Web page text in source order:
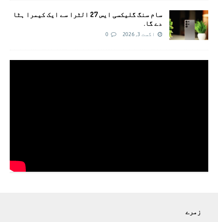
سام سنگ گلیکسی ایس 27 الٹرا سے ایک کیمرا ہٹا
دے گا.
اگست 3, 2026 0
زمرے